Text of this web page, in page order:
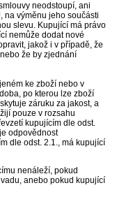
neodstoupí, ani
na výměnu jeho součásti
slevu. Kupující má právo
nemůže dodat nové
jakož i v případě, že
že by zjednání
ke zboží nebo v
po kterou lze zboží
záruku za jakost, a
pouze v rozsahu
kupujícím dle odst.
odpovědnost
dle odst. 2.1., má kupující
nenáleží, pokud
anebo pokud kupující